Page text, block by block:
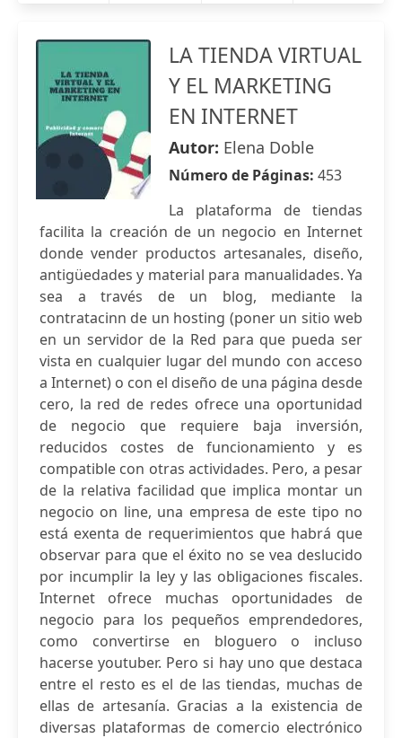
LA TIENDA VIRTUAL
Y EL MARKETING
EN INTERNET
Autor: Elena Doble
Número de Páginas: 453
La plataforma de tiendas
facilita la creación de un negocio en Internet
donde vender productos artesanales, diseño,
antigüedades y material para manualidades. Ya
sea a través de un blog, mediante la
contratacinn de un hosting (poner un sitio web
en un servidor de la Red para que pueda ser
vista en cualquier lugar del mundo con acceso
a Internet) o con el diseño de una página desde
cero, la red de redes ofrece una oportunidad
de negocio que requiere baja inversión,
reducidos costes de funcionamiento y es
compatible con otras actividades. Pero, a pesar
de la relativa facilidad que implica montar un
negocio on line, una empresa de este tipo no
está exenta de requerimientos que habrá que
observar para que el éxito no se vea deslucido
por incumplir la ley y las obligaciones fiscales.
Internet ofrece muchas oportunidades de
negocio para los pequeños emprendedores,
como convertirse en bloguero o incluso
hacerse youtuber. Pero si hay uno que destaca
entre el resto es el de las tiendas, muchas de
ellas de artesanía. Gracias a la existencia de
diversas plataformas de comercio electrónico